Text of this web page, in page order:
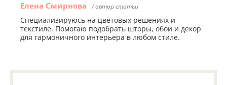
Елена Смирнова / автор статьи
Специализируюсь на цветовых решениях и
текстиле. Помогаю подобрать шторы, обои и декор
для гармоничного интерьера в любом стиле.